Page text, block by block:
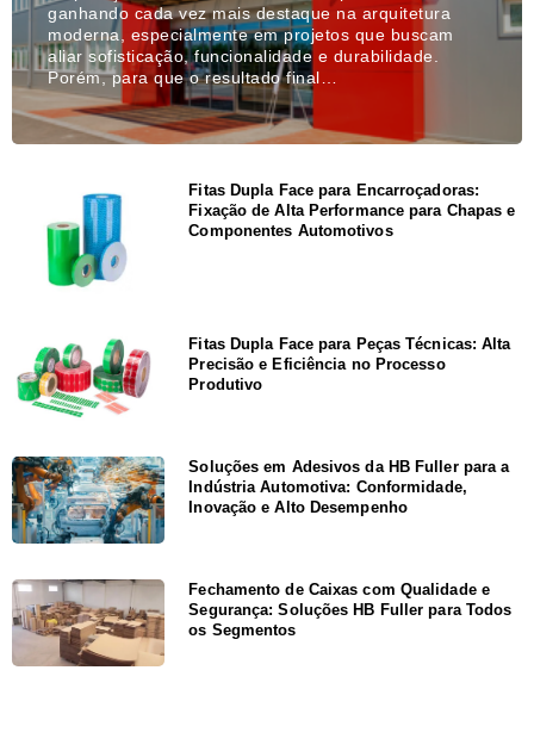
ganhando cada vez mais destaque na arquitetura
moderna, especialmente em projetos que buscam
aliar sofisticação, funcionalidade e durabilidade.
Porém, para que o resultado final…
Fitas Dupla Face para Encarroçadoras:
Fixação de Alta Performance para Chapas e
Componentes Automotivos
Fitas Dupla Face para Peças Técnicas: Alta
Precisão e Eficiência no Processo
Produtivo
Soluções em Adesivos da HB Fuller para a
Indústria Automotiva: Conformidade,
Inovação e Alto Desempenho
Fechamento de Caixas com Qualidade e
Segurança: Soluções HB Fuller para Todos
os Segmentos